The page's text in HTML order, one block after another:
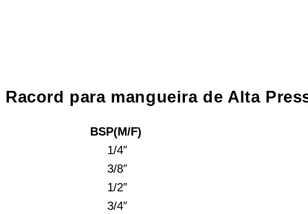
Racord para mangueira de Alta
BSP(M/F)
1/4″
3/8″
1/2″
3/4″